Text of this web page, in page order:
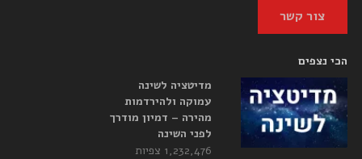
צור קשר
הכי נצפים
מדיטציה לשינה
עמוקה ולהירדמות
מהירה – דמיון מודרך
לפני השינה
1,232,476 צפיות